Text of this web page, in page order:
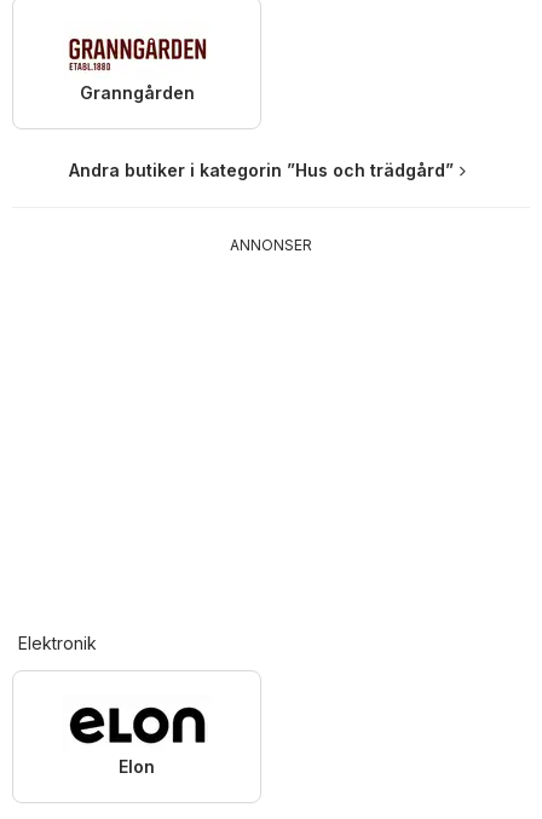
Granngården
Andra butiker i kategorin ”Hus och trädgård”
ANNONSER
Elektronik
Elon